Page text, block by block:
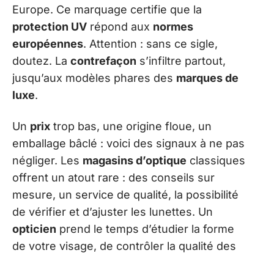
Europe. Ce marquage certifie que la
protection UV répond aux normes
européennes. Attention : sans ce sigle,
doutez. La contrefaçon s’infiltre partout,
jusqu’aux modèles phares des marques de
luxe.
Un prix trop bas, une origine floue, un
emballage bâclé : voici des signaux à ne pas
négliger. Les magasins d’optique classiques
offrent un atout rare : des conseils sur
mesure, un service de qualité, la possibilité
de vérifier et d’ajuster les lunettes. Un
opticien prend le temps d’étudier la forme
de votre visage, de contrôler la qualité des